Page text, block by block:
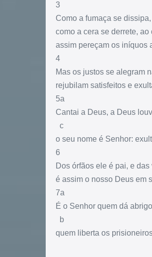
3
Como a fumaça se
como a cera se derrete, ao
assim pereçam os iníquos
4
Mas os justos se alegram
rejubilam satisfeitos e
5a
Cantai a Deus, a Deus
c
o seu nome é Senhor:
6
Dos órfãos ele é pai, e
é assim o nosso Deus em
7a
É o Senhor quem dá
b
quem liberta os